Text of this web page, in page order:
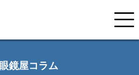
眼鏡屋コラム